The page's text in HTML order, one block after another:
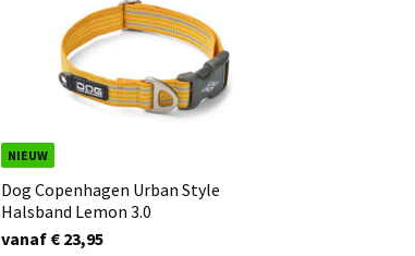
NIEUW
Dog Copenhagen Urban Style
Halsband Lemon 3.0
vanaf € 23,95